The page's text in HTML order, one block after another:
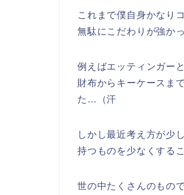
これまで僕自身かなり
無駄にこだわりが強か
例えばエッティンガー
財布からキーケースま
た…（汗
しかし最近考え方が少
持つものを少なくする
世の中たくさんのもの